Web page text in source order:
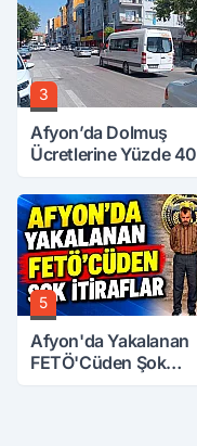
3
Afyon’da Dolmuş
Ücretlerine Yüzde 40
5
Afyon'da Yakalanan
FETÖ'Cüden Şok